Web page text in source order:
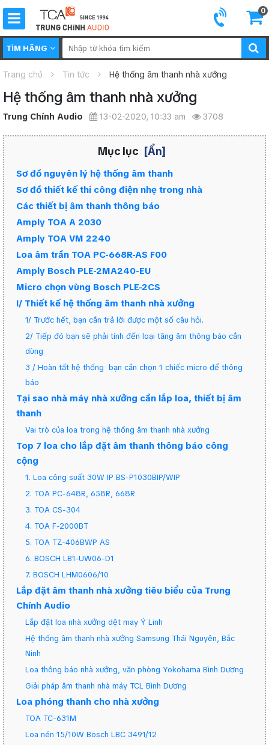
0
TÌM HÃNG
Trang chủ Tin tức Hệ thống âm thanh nhà xưởng
Hệ thống âm thanh nhà xưởng
Trung Chính Audio 13-02-2020, 10:33 am 3708
Mục lục [Ẩn]
Sơ đồ nguyên lý hệ thống âm thanh
Sơ đồ thiết kế thi công điện nhẹ trong nhà
Các thiết bị âm thanh thông báo
Amply TOA A 2030
Amply TOA VM 2240
Loa âm trần TOA PC-668R-AS F00
Amply Bosch PLE-2MA240-EU
Micro chọn vùng Bosch PLE-2CS
I/ Thiết kế hệ thống âm thanh nhà xưởng
1/ Trước hết, bạn cần trả lời được một số câu hỏi.
2/ Tiếp đó bạn sẽ phải tính đến loại tăng âm thông báo cần
dùng
3 / Hoàn tất hệ thống bạn cần chọn 1 chiếc micro để thông
báo
Tại sao nhà máy nhà xưởng cần lắp loa, thiết bị âm
thanh
Vai trò của loa trong hệ thống âm thanh nhà xưởng
Top 7 loa cho lắp đặt âm thanh thông báo công
cộng
1. Loa công suất 30W IP BS-P1030BIP/WIP
2. TOA PC-648R, 658R, 668R
3. TOA CS-304
4. TOA F-2000BT
5. TOA TZ-406BWP AS
6. BOSCH LB1-UW06-D1
7. BOSCH LHM0606/10
Lắp đặt âm thanh nhà xưởng tiêu biểu của Trung
Chính Audio
Lắp đặt loa nhà xưởng dệt may Ý Linh
Hệ thống âm thanh nhà xưởng Samsung Thái Nguyên, Bắc
Ninh
Loa thông báo nhà xưởng, văn phòng Yokohama Bình Dương
Giải pháp âm thanh nhà máy TCL Bình Dương
Loa phóng thanh cho nhà xưởng
TOA TC-631M
Loa nén 15/10W Bosch LBC 3491/12